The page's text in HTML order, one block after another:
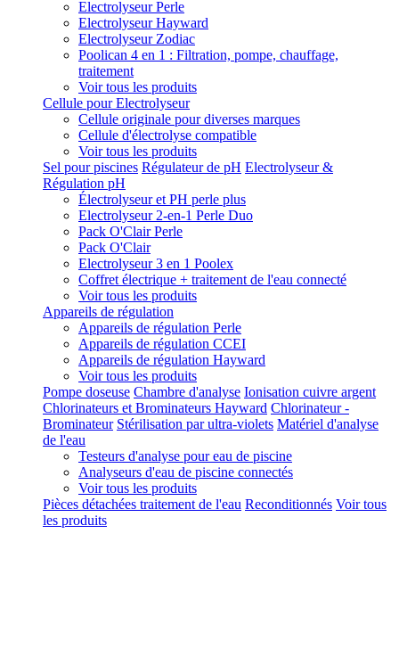
Electrolyseur Perle
Electrolyseur Hayward
Electrolyseur Zodiac
Poolican 4 en 1 : Filtration, pompe, chauffage,
traitement
Voir tous les produits
Cellule pour Electrolyseur
Cellule originale pour diverses marques
Cellule d'électrolyse compatible
Voir tous les produits
Sel pour piscines Régulateur de pH Electrolyseur &
Régulation pH
Électrolyseur et PH perle plus
Electrolyseur 2-en-1 Perle Duo
Pack O'Clair Perle
Pack O'Clair
Electrolyseur 3 en 1 Poolex
Coffret électrique + traitement de l'eau connecté
Voir tous les produits
Appareils de régulation
Appareils de régulation Perle
Appareils de régulation CCEI
Appareils de régulation Hayward
Voir tous les produits
Pompe doseuse Chambre d'analyse Ionisation cuivre argent
Chlorinateurs et Brominateurs Hayward Chlorinateur -
Brominateur Stérilisation par ultra-violets Matériel d'analyse
de l'eau
Testeurs d'analyse pour eau de piscine
Analyseurs d'eau de piscine connectés
Voir tous les produits
Pièces détachées traitement de l'eau Reconditionnés Voir tous
les produits